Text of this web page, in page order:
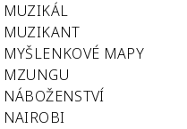
MUZIKÁL
MUZIKANT
MYŠLENKOVÉ MAPY
MZUNGU
NÁBOŽENSTVÍ
NAIROBI